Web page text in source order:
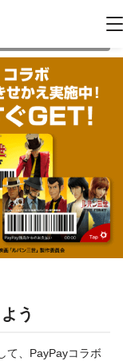
う
て、PayPayコラボ